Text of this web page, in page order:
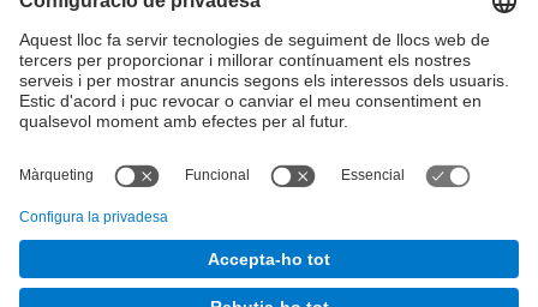
E-mail :junta.pasf@upc.edu
Formulari de contacte
Junta PAS Funcionari